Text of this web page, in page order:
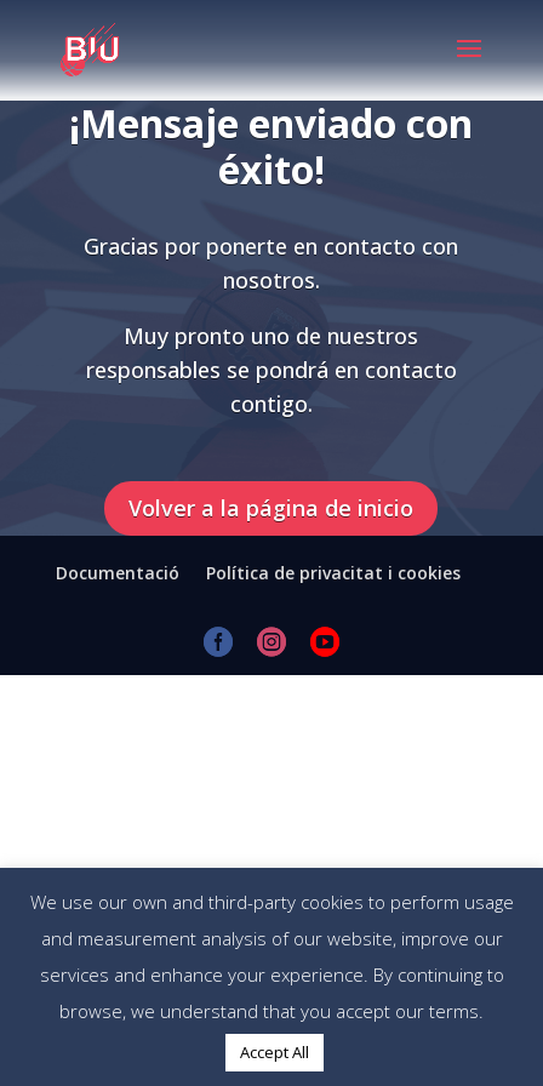
¡Mensaje enviado con
éxito!
Gracias por ponerte en contacto con
nosotros.
Muy pronto uno de nuestros
responsables se pondrá en contacto
contigo.
Volver a la página de inicio
Documentació Política de privacitat i cookies
We use our own and third-party cookies to perform usage
and measurement analysis of our website, improve our
services and enhance your experience. By continuing to
browse, we understand that you accept our terms.
Accept All